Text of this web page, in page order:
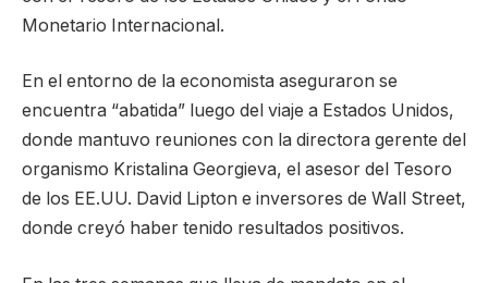
Monetario Internacional.
En el entorno de la economista aseguraron se
encuentra “abatida” luego del viaje a Estados Unidos,
donde mantuvo reuniones con la directora gerente del
organismo Kristalina Georgieva, el asesor del Tesoro
de los EE.UU. David Lipton e inversores de Wall Street,
donde creyó haber tenido resultados positivos.